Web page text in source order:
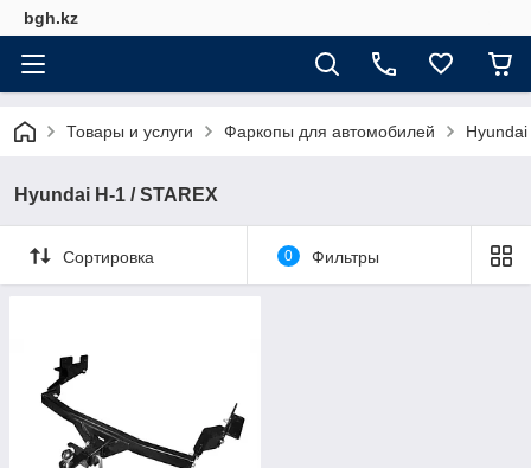
bgh.kz
Товары и услуги Фаркопы для автомобилей Hyundai
Hyundai H-1 / STAREX
Сортировка 0 Фильтры